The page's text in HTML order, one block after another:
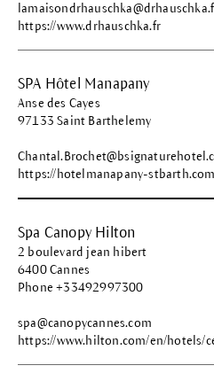
https://www.drhauschka.fr
SPA Hôtel Manapany
Anse des Cayes
97133 Saint Barthelemy
https://hotelmanapany-
Spa Canopy Hilton
2 boulevard jean hibert
6400 Cannes
Phone +33492997300
spa@canopycannes.com
https://www.hilton.com/en/hotels/